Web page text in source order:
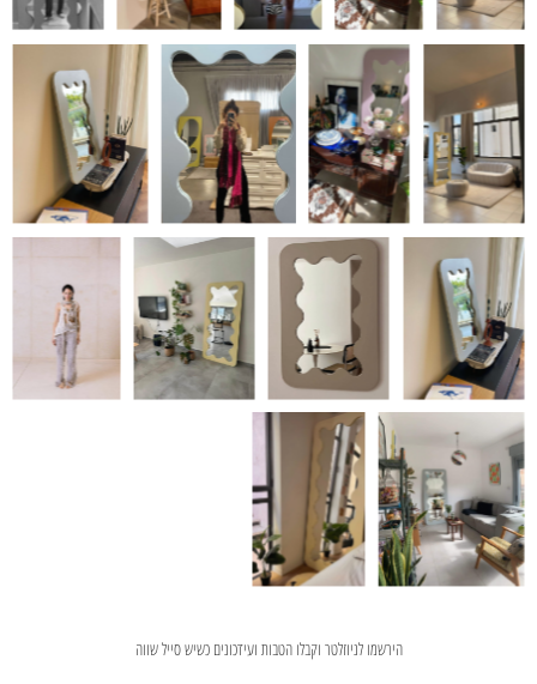
הירשמו לניוזלטר וקבלו הטבות ועידכונים כשיש סייל שווה